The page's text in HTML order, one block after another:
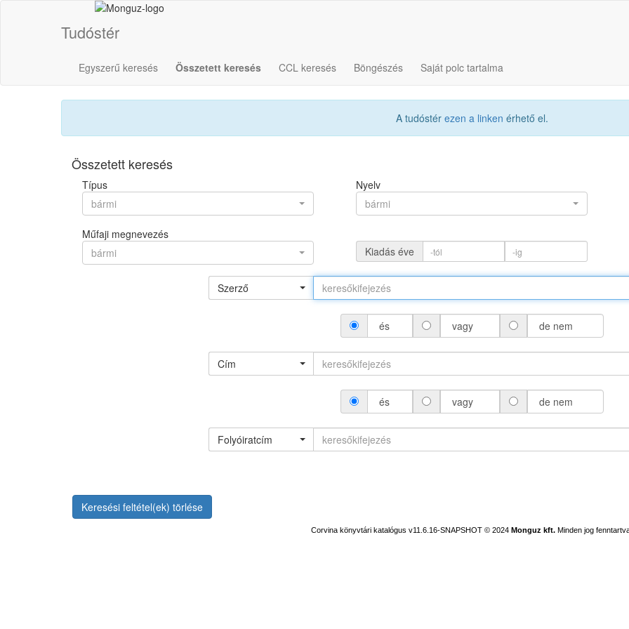
Tudóstér
Egyszerű keresés Összetett keresés CCL keresés Böngészés Saját polc tartalma
A tudóstér ezen a linken érhető el.
Összetett keresés
Típus
bármi
Nyelv
bármi
Műfaji megnevezés
bármi
Kiadás éve
Szerző
és vagy de nem
Cím
és vagy de nem
Folyóiratcím
Keresési feltétel(ek) törlése
Corvina könyvtári katalógus v11.6.16-SNAPSHOT © 2024 Monguz kft. Minden jog